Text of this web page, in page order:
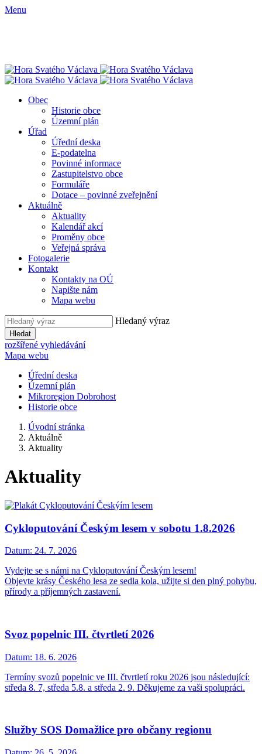
Menu
Obec
Historie obce
Územní plán
Úřad
Úřední deska
E-podatelna
Povinné informace
Zastupitelstvo obce
Formuláře
Dotace – povinné zveřejnění
Aktuálně
Aktuality
Kalendář akcí
Proměny obce
Veřejná správa
Fotogalerie
Kontakt
Kontakty na OÚ
Napište nám
Mapa webu
Hledaný výraz
Hledat
rozšířené vyhledávání
Mapa webu
Úřední deska
Územní plán
Mikroregion Dobrohost
Historie obce
Úvodní stránka
Aktuálně
Aktuality
Aktuality
Cykloputování Českým lesem v sobotu 1.8.2026
Datum: 24. 7. 2026
Vydejte se s námi na Cykloputování Českým lesem!
Objevte krásy Českého lesa ze sedla kola, užijte si den plný pohybu,
přírody a příjemných zastavení.
Svoz popelnic III. čtvrtletí 2026
Datum: 18. 6. 2026
Termíny svozů popelnic ve III. čtvrtletí roku 2026 jsou následující:
středa 8. 7, středa 5.8. a středa 2. 9. Děkujeme za vaši spolupráci.
Služby SOS Domažlice pro občany regionu